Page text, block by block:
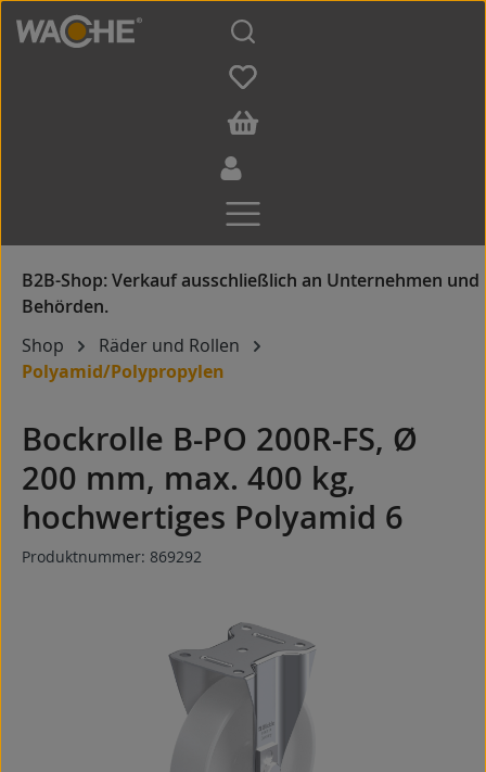
Zum Hauptinhalt springen
Shop
Räder und Rollen
Polyamid/Polypropylen
Bockrolle B-PO 200R-FS, Ø
200 mm, max. 400 kg,
hochwertiges Polyamid 6
Produktnummer: 869292